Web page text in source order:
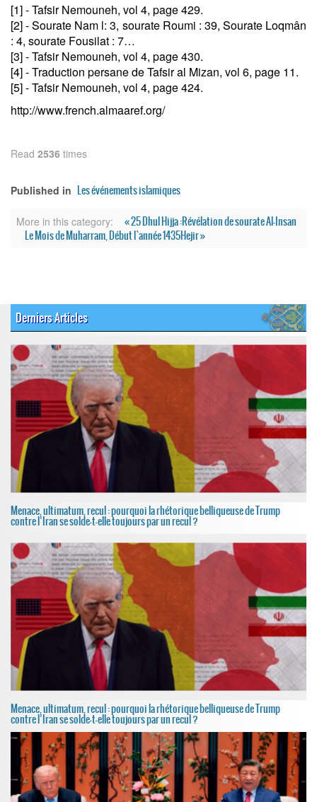
[1] - Tafsir Nemouneh, vol 4, page 429.
[2] - Sourate Nam l: 3, sourate Roumi : 39, Sourate Loqmân
: 4, sourate Fousilat : 7…
[3] - Tafsir Nemouneh, vol 4, page 430.
[4] - Traduction persane de Tafsir al Mizan, vol 6, page 11.
[5] - Tafsir Nemouneh, vol 4, page 424.
http://www.french.almaaref.org/
Read 2536 times
Published in Les événements islamiques
More in this category:
« 25 Dhul Hijja :Révélation de sourate Al-Insan
Le Mois de Muharram, Début l`année 1435Hejir »
Derniers Articles
Menace, ultimatum, recul : pourquoi la rhétorique belliqueuse de Trump
contre l’Iran se solde-t-elle toujours par un recul ?
Menace, ultimatum, recul : pourquoi la rhétorique belliqueuse de Trump
contre l’Iran se solde-t-elle toujours par un recul ?